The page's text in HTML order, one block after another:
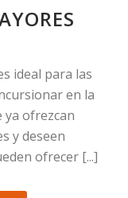
ideal para las
en la
ya ofrezcan
y deseen
ofrecer [...]